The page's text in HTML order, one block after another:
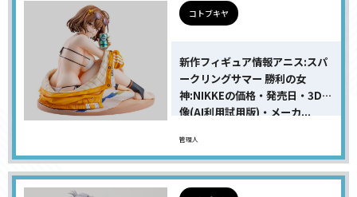
コトブキヤ
新作フィギュア情報アニス:スパ
ークリングサマー 勝利の女
神:NIKKEの価格・発売日・3D画
像(AI利用試用版)・メーカ...
管理人